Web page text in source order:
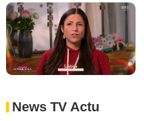
News TV Actu